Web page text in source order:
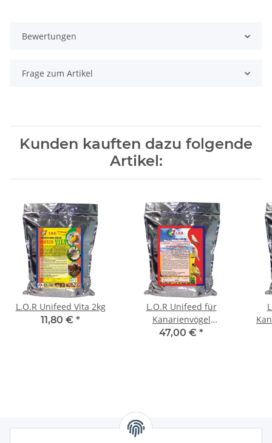
Bewertungen
Frage zum Artikel
Kunden kauften dazu folgende
Artikel:
L.O.R Unifeed Vita 2kg
11,80 € *
L.O.R Unifeed für
Kanarienvögel
Zuchtvorbereitung 10kg
47,00 € *